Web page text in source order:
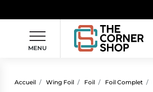
MENU
Accueil Wing Foil Foil Foil Complet